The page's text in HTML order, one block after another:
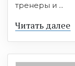
тренеры и ...
Читать далее